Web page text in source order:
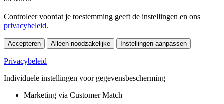
Controleer voordat je toestemming geeft de instellingen en ons
privacybeleid.
Accepteren Alleen noodzakelijke Instellingen aanpassen
Privacybeleid
Individuele instellingen voor gegevensbescherming
Marketing via Customer Match